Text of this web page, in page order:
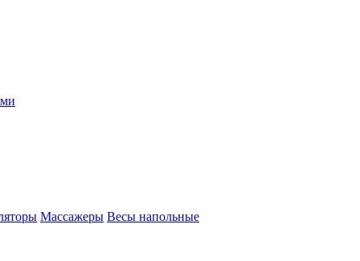
Массажеры Весы напольные